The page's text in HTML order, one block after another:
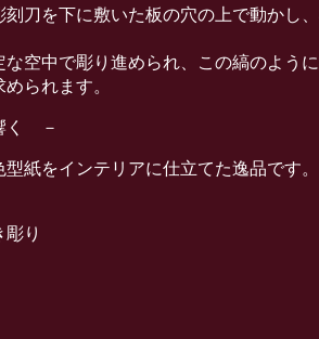
刀を下に敷いた板の穴の上で動かし
空中で彫り進められ、この縞のよう
られます。
く －
紙をインテリアに仕立てた逸品です。
り